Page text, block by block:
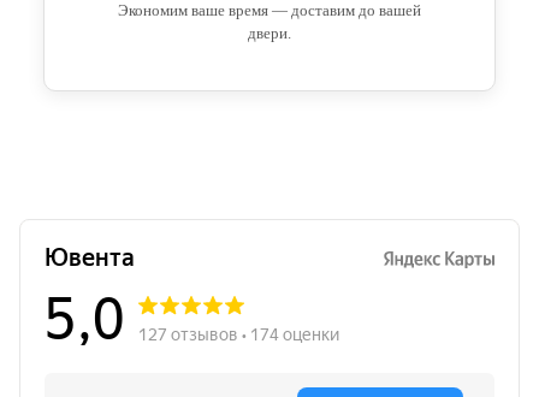
Экономим ваше время — доставим до вашей
двери.